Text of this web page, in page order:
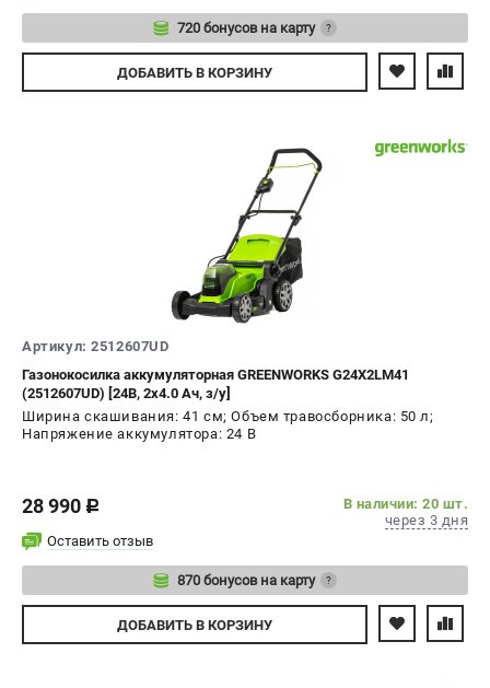
720 бонусов на карту ?
Авторизуйтесь
ДОБАВИТЬ В КОРЗИНУ
Артикул: 2512607UD
Газонокосилка аккумуляторная GREENWORKS G24X2LM41
(2512607UD) [24В, 2х4.0 Ач, з/у]
Ширина скашивания: 41 см; Объем травосборника: 50 л;
Напряжение аккумулятора: 24 В
28 990 c
В наличии: 20 шт.
через 3 дня
Оставить отзыв
870 бонусов на карту ?
Авторизуйтесь
ДОБАВИТЬ В КОРЗИНУ